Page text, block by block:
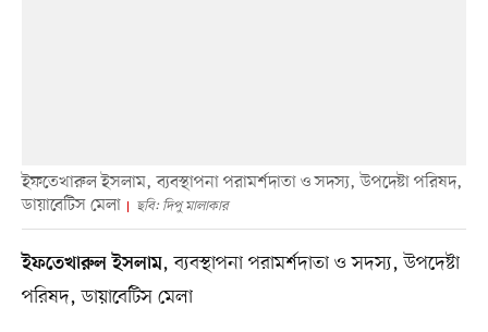
ইফতেখারুল ইসলাম, ব্যবস্থাপনা পরামর্শদাতা ও সদস্য, উপদেষ্টা পরিষদ,
ডায়াবেটিস মেলা
ছবি: দিপু মালাকার
ইফতেখারুল ইসলাম, ব্যবস্থাপনা পরামর্শদাতা ও সদস্য, উপদেষ্টা
পরিষদ, ডায়াবেটিস মেলা